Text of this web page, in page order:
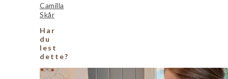
Camilla
Skår
Har
du
lest
dette?